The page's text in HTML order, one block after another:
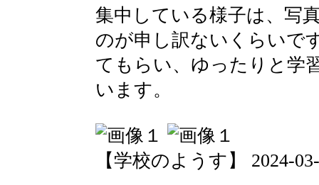
集中している様子は、写
のが申し訳ないくらいで
てもらい、ゆったりと学
います。
【学校のようす】 2024-